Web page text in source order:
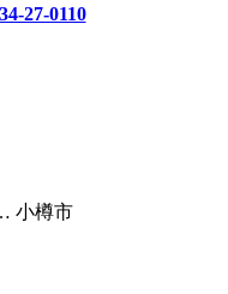
27-0110
小樽市